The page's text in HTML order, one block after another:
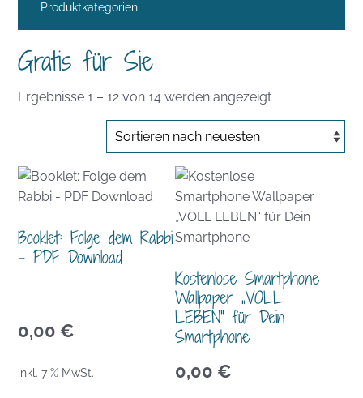
Produktkategorien
Gratis für Sie
Ergebnisse 1 – 12 von 14 werden angezeigtNach
Aktualität
Booklet: Folge dem Rabbi
– PDF Download
0,00 €
inkl. 7 % MwSt.
Kostenlose Smartphone
Wallpaper „VOLL
LEBEN“ für Dein
Smartphone
0,00 €